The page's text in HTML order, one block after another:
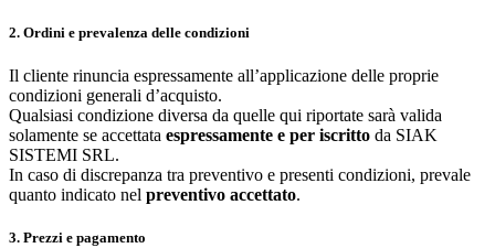
2. Ordini e prevalenza delle condizioni
Il cliente rinuncia espressamente all’applicazione delle proprie
condizioni generali d’acquisto.
Qualsiasi condizione diversa da quelle qui riportate sarà valida
solamente se accettata espressamente e per iscritto da SIAK
SISTEMI SRL.
In caso di discrepanza tra preventivo e presenti condizioni, prevale
quanto indicato nel preventivo accettato.
3. Prezzi e pagamento